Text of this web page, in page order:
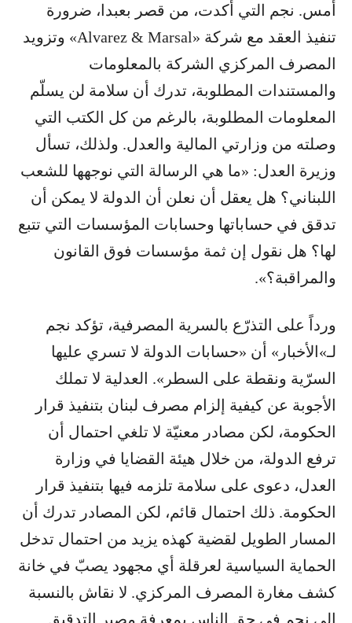
أمس. نجم التي أكدت، من قصر بعبدا، ضرورة
تنفيذ العقد مع شركة «Alvarez & Marsal» وتزويد
المصرف المركزي الشركة بالمعلومات
والمستندات المطلوبة، تدرك أن سلامة لن يسلّم
المعلومات المطلوبة، بالرغم من كل الكتب التي
وصلته من وزارتي المالية والعدل. ولذلك، تسأل
وزيرة العدل: «ما هي الرسالة التي نوجهها للشعب
اللبناني؟ هل يعقل أن نعلن أن الدولة لا يمكن أن
تدقق في حساباتها وحسابات المؤسسات التي تتبع
لها؟ هل نقول إن ثمة مؤسسات فوق القانون
والمراقبة؟».
ورداً على التذرّع بالسرية المصرفية، تؤكد نجم
لـ»الأخبار» أن «حسابات الدولة لا تسري عليها
السرّية ونقطة على السطر». العدلية لا تملك
الأجوبة عن كيفية إلزام مصرف لبنان بتنفيذ قرار
الحكومة، لكن مصادر معنيّة لا تلغي احتمال أن
ترفع الدولة، من خلال هيئة القضايا في وزارة
العدل، دعوى على سلامة تلزمه فيها بتنفيذ قرار
الحكومة. ذلك احتمال قائم، لكن المصادر تدرك أن
المسار الطويل لقضية كهذه يزيد من احتمال تدخل
الحماية السياسية لعرقلة أي مجهود يصبّ في خانة
كشف مغارة المصرف المركزي. لا نقاش بالنسبة
إلى نجم في حق الناس بمعرفة مصير التدقيق